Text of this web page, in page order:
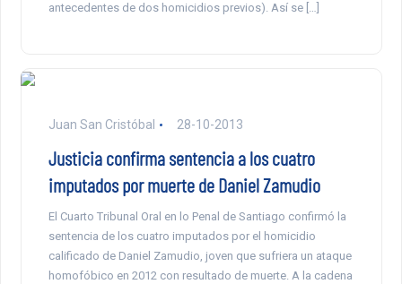
antecedentes de dos homicidios previos). Así se […]
Juan San Cristóbal 28-10-2013
Justicia confirma sentencia a los cuatro
imputados por muerte de Daniel Zamudio
El Cuarto Tribunal Oral en lo Penal de Santiago confirmó la
sentencia de los cuatro imputados por el homicidio
calificado de Daniel Zamudio, joven que sufriera un ataque
homofóbico en 2012 con resultado de muerte. A la cadena